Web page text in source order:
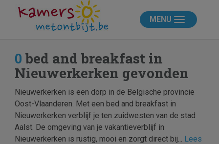
MENU
0 bed and breakfast in
Nieuwerkerken gevonden
Nieuwerkerken is een dorp in de Belgische provincie
Oost-Vlaanderen. Met een bed and breakfast in
Nieuwerkerken verblijf je ten zuidwesten van de stad
Aalst. De omgeving van je vakantieverblijf in
Nieuwerkerken is rustig, mooi en zorgt direct bij... Lees